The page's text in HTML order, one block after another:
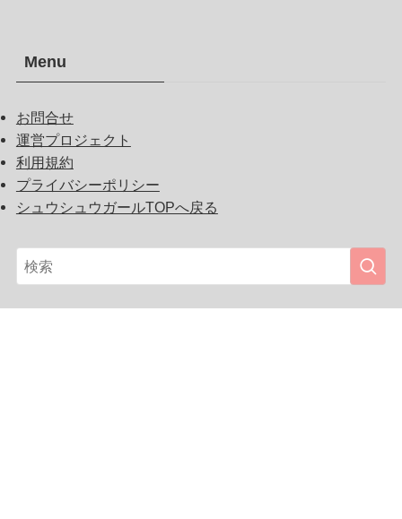
Menu
お問合せ
運営プロジェクト
利用規約
プライバシーポリシー
シュウシュウガールTOPへ戻る